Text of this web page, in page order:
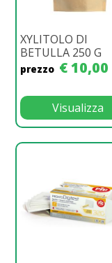
XYLITOLO DI
BETULLA 250 G
prezzo € 10,00
Visualizza